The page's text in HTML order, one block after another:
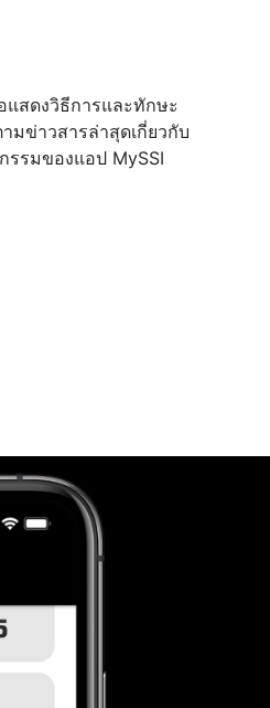
สดงวิธีการและทักษะ
มข่าวสารล่าสุดเกี่ยวกับ
รมของแอป MySSI